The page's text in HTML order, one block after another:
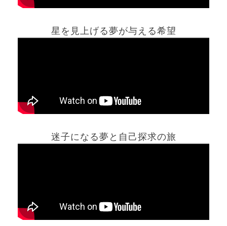
星を見上げる夢が与える希望
迷子になる夢と自己探求の旅
ホーム
最新記事動画